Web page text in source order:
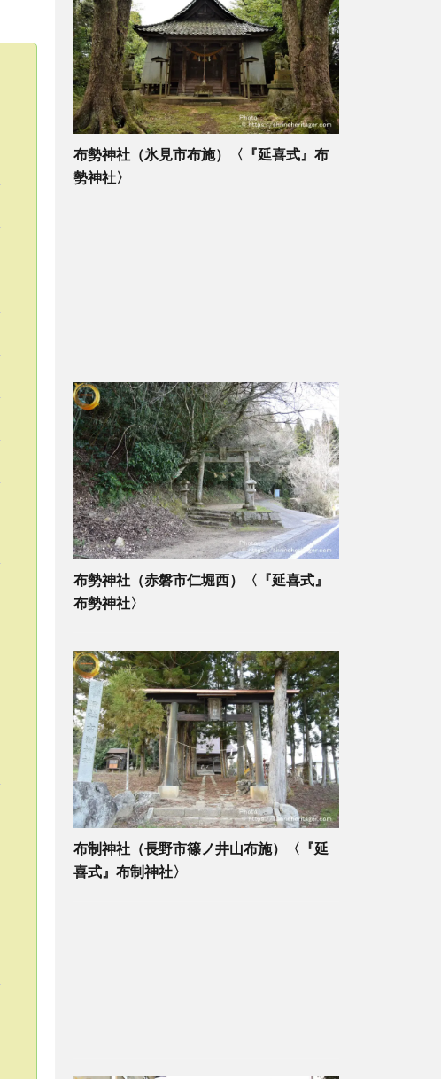
布勢神社（氷見市布施）〈『延喜式』布
勢神社〉
布勢神社（赤磐市仁堀西）〈『延喜式』
布勢神社〉
布制神社（長野市篠ノ井山布施）〈『延
喜式』布制神社〉